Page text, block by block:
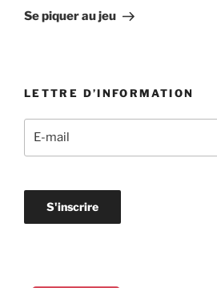
suivant
Se piquer au jeu
LETTRE D’INFORMATION